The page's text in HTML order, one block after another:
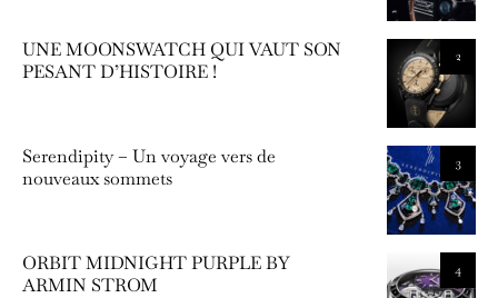
2
UNE MOONSWATCH QUI VAUT SON
PESANT D’HISTOIRE !
3
Serendipity – Un voyage vers de
nouveaux sommets
4
ORBIT MIDNIGHT PURPLE BY
ARMIN STROM